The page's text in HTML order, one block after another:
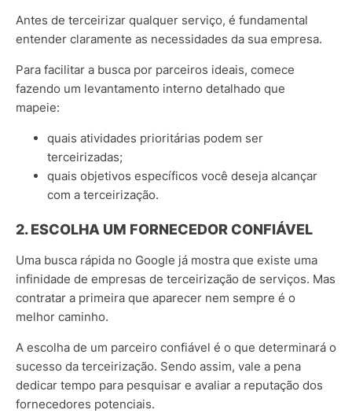
Antes de terceirizar qualquer serviço, é fundamental
entender claramente as necessidades da sua empresa.
Para facilitar a busca por parceiros ideais, comece
fazendo um levantamento interno detalhado que
mapeie:
quais atividades prioritárias podem ser
terceirizadas;
quais objetivos específicos você deseja alcançar
com a terceirização.
2. ESCOLHA UM FORNECEDOR CONFIÁVEL
Uma busca rápida no Google já mostra que existe uma
infinidade de empresas de terceirização de serviços. Mas
contratar a primeira que aparecer nem sempre é o
melhor caminho.
A escolha de um parceiro confiável é o que determinará o
sucesso da terceirização. Sendo assim, vale a pena
dedicar tempo para pesquisar e avaliar a reputação dos
fornecedores potenciais.